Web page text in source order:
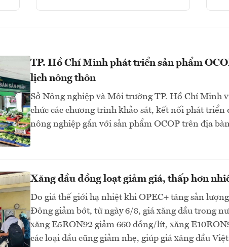
TP. Hồ Chí Minh phát triển sản phẩm
lịch nông thôn
Sở Nông nghiệp và Môi trường TP. Hồ Chí Minh
chức các chương trình khảo sát, kết nối phát
nông nghiệp gắn với sản phẩm OCOP trên địa
Xăng dầu đồng loạt giảm giá, thấp hơn
Do giá thế giới hạ nhiệt khi OPEC+ tăng sản
Đông giảm bớt, từ ngày 6/8, giá xăng dầu trong
xăng E5RON92 giảm 660 đồng/lít, xăng
các loại dầu cũng giảm nhẹ, giúp giá xăng dầu